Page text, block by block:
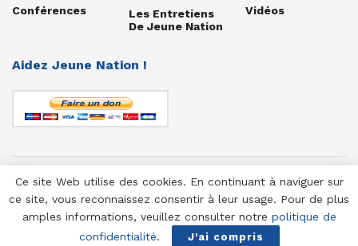
Conférences
Les Entretiens
De Jeune Nation
Vidéos
Aidez Jeune Nation !
© 1958-2025 Jeune Nation
Ce site Web utilise des cookies. En continuant à naviguer sur
ce site, vous reconnaissez consentir à leur usage. Pour de plus
amples informations, veuillez consulter notre politique de
confidentialité. J'ai compris